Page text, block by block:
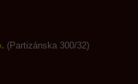
(Partizánska 300/32)